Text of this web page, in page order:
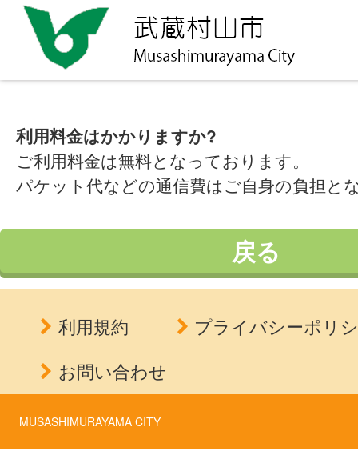
利用料金はかかりますか?
ご利用料金は無料となっております。
パケット代などの通信費はご自身の負担と
戻る
利用規約
プライバシーポリ
お問い合わせ
MUSASHIMURAYAMA CITY